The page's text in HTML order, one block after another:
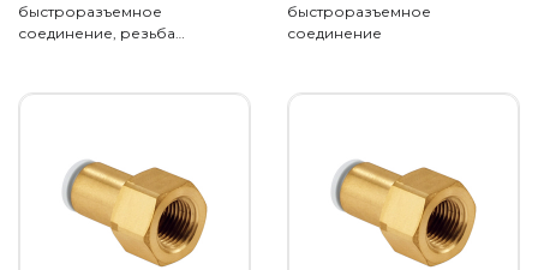
быстроразъемное
соединение, резьба…
быстроразъемное
соединение